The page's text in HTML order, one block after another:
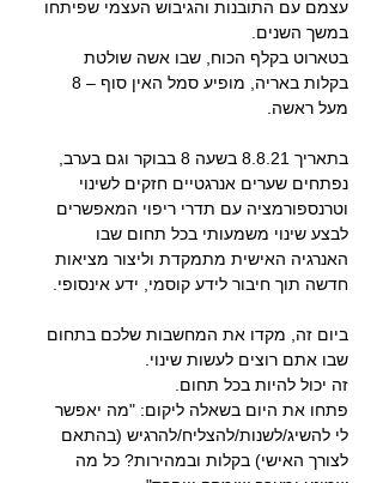
עצמם עם התובנות והגיבוש העצמי שפיתחו
במשך השנים.
בטארוט בקלף הכוח, שבו אשה שולטת
מעל ראשה.
בתאריך 8.8.21 בשעה 8 בבוקר וגם בערב,
נפתחים שערים אנרגטיים חזקים לשינוי
וטרנספורמציה עם תדרי ריפוי המאפשרים
לבצע שינוי משמעותי בכל תחום שבו
האנרגיה האישית מתמקדת וליצור מציאות
חדשה תוך חיבור לידע קוסמי, ידע אינסופי.
ביום זה, מקדו את המחשבות שלכם בתחום
שבו אתם רוצים לעשות שינוי.
זה יכול להיות בכל תחום.
פתחו את היום בשאלה ליקום: "מה יאפשר
לי להשיג/לשנות/להצליח/להרגיש (בהתאם
לצורך האישי) בקלות ובמהירות? כל מה